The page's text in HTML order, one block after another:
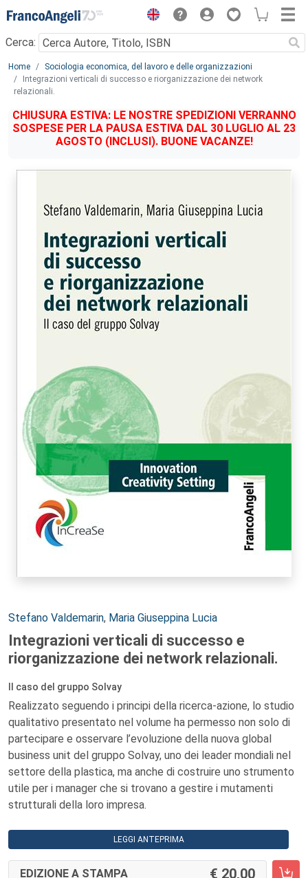
Menu
Cerca:
Main content
Home
Sociologia economica, del lavoro e delle organizzazioni
Integrazioni verticali di successo e riorganizzazione dei network
relazionali.
CHIUSURA ESTIVA: LE NOSTRE SPEDIZIONI VERRANNO
SOSPESE PER LA PAUSA ESTIVA DAL 30 LUGLIO AL 23
AGOSTO (INCLUSI). BUONE VACANZE!
Autori:
Stefano Valdemarin, Maria Giuseppina Lucia
Integrazioni verticali di successo e
riorganizzazione dei network relazionali.
Il caso del gruppo Solvay
Realizzato seguendo i principi della ricerca-azione, lo studio
qualitativo presentato nel volume ha permesso non solo di
partecipare e osservare l’evoluzione della nuova global
business unit del gruppo Solvay, uno dei leader mondiali nel
settore della plastica, ma anche di costruire uno strumento
utile per i manager che si trovano a gestire i mutamenti
strutturali della loro impresa.
LEGGI ANTEPRIMA
EDIZIONE A STAMPA 20,00